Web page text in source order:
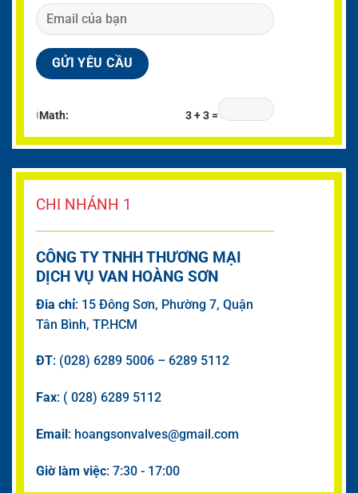
ℹMath: 3 + 3 =
CHI NHÁNH 1
CÔNG TY TNHH THƯƠNG MẠI
DỊCH VỤ VAN HOÀNG SƠN
Đia chỉ: 15 Đông Sơn, Phường 7, Quận
Tân Bình, TP.HCM
ĐT: (028) 6289 5006 – 6289 5112
Fax: ( 028) 6289 5112
Email: hoangsonvalves@gmail.com
Giờ làm việc: 7:30 - 17:00